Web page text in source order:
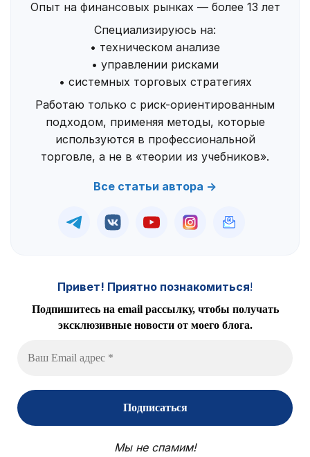
Опыт на финансовых рынках — более 13 лет
Специализируюсь на:
• техническом анализе
• управлении рисками
• системных торговых стратегиях
Работаю только с риск-ориентированным
подходом, применяя методы, которые
используются в профессиональной
торговле, а не в «теории из учебников».
Все статьи автора →
Привет! Приятно познакомиться!
Подпишитесь на email рассылку, чтобы получать
эксклюзивные новости от моего блога.
Мы не спамим!